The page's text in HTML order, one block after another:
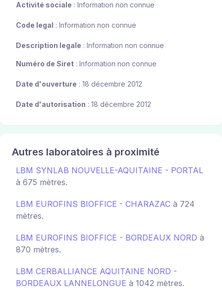
Activité sociale : Information non connue
Code legal : Information non connue
Description legale : Information non connue
Numéro de Siret : Information non connue
Date d'ouverture : 18 décembre 2012
Date d'autorisation : 18 décembre 2012
Autres laboratoires à proximité
LBM SYNLAB NOUVELLE-AQUITAINE - PORTAL
à 675 mètres.
LBM EUROFINS BIOFFICE - CHARAZAC à 724
mètres.
LBM EUROFINS BIOFFICE - BORDEAUX NORD à
870 mètres.
LBM CERBALLIANCE AQUITAINE NORD -
BORDEAUX LANNELONGUE à 1042 mètres.